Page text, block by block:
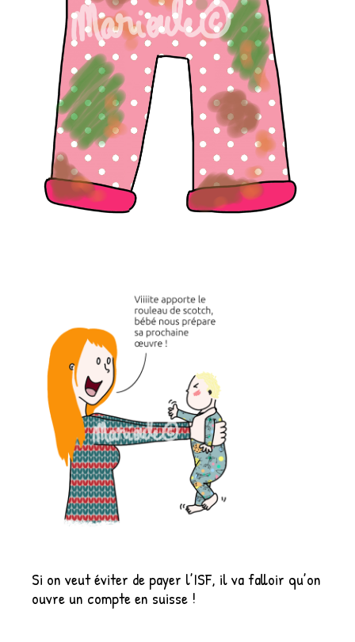
Si on veut éviter de payer l’ISF, il va falloir qu’on
ouvre un compte en suisse !